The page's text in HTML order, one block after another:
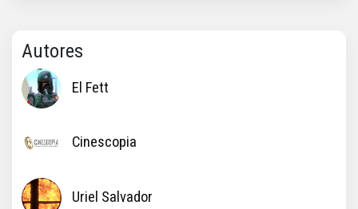
Autores
El Fett
Cinescopia
Uriel Salvador